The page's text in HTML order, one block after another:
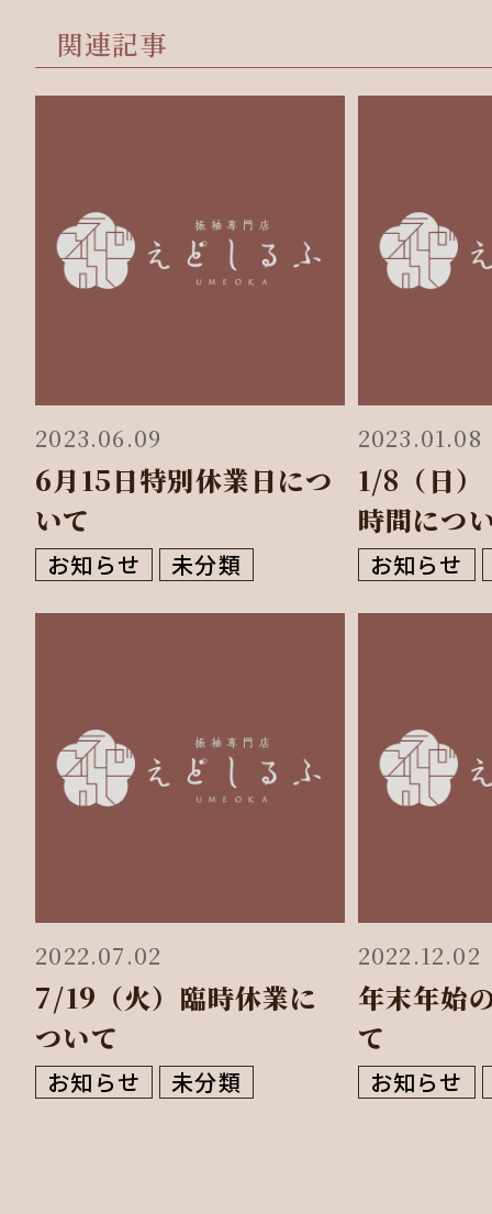
関連記事
2023.06.09
6月15日特別休業日につ
いて
お知らせ 未分類
2023.01.08
1/8（日
時間につ
お知らせ
2022.07.02
7/19（火）臨時休業に
ついて
お知らせ 未分類
2022.12.02
年末年始
て
お知らせ